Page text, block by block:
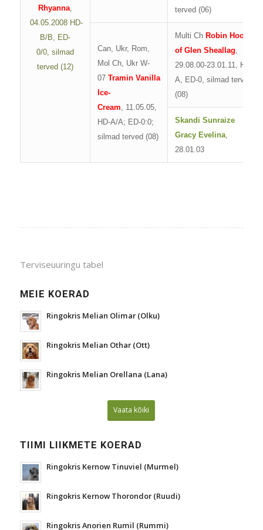
Rhyanna,
04.05.2008 HD-
B/B, ED-
0/0, silmad
terved (12)
terved (06)
Can, Ukr, Rom,
Mol Ch, Ukr W-
07 Tramin Vanilla
Ice-
Cream, 11.05.05,
HD-A/A; ED-0:0;
silmad terved (08)
Multi Ch Robin Hood
of Glen Sheallag,
29.08.00-23.01.11, HD-
A, ED-0, silmad terved
(08)
Skandi Sunraize
Gracy Evelina,
28.01.03
Terviseuuringu tabel
MEIE KOERAD
Ringokris Melian Olimar (Olku)
Ringokris Melian Othar (Ott)
Ringokris Melian Orellana (Lana)
Vaata kõiki
TIIMI LIIKMETE KOERAD
Ringokris Kernow Tinuviel (Murmel)
Ringokris Kernow Thorondor (Ruudi)
Ringokris Anorien Rumil (Rummi)